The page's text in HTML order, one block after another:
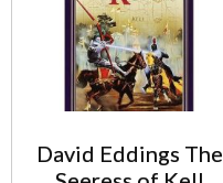
David Eddings The